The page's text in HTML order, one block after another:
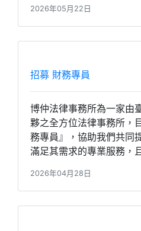
2026年05月22日
招募 財務專員
博仲法律事務所為一家由
夥之全方位法律事務所，
務專員』，協助我們共同
滿足其需求的專業服務，
2026年04月28日